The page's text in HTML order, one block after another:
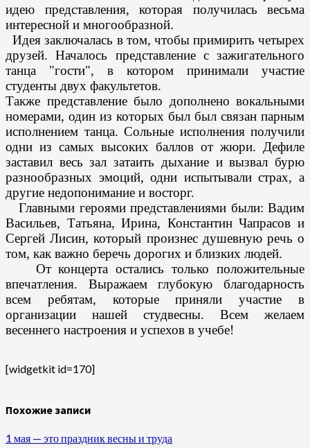
идею представления, которая получилась весьма
интересной и многообразной.
  Идея заключалась в том, чтобы примирить четырех
друзей. Началось представление с зажигательного
танца "гости", в котором принимали участие
студенты двух факультетов.
Также представление было дополнено вокальными
номерами, один из которых был был связан парным
исполнением танца. Сольные исполнения получили
одни из самых высоких баллов от жюри. Дефиле
заставил весь зал затаить дыхание и вызвал бурю
разнообразных эмоций, одни испытывали страх, а
другие недопонимание и восторг.
   Главными героями представлениями были: Вадим
Васильев, Татьяна, Ирина, Константин Чапрасов и
Сергей Лисин, который произнес душевную речь о
том, как важно беречь дорогих и близких людей.
впечатления. Выражаем глубокую благодарность
всем ребятам, которые приняли участие в
организации нашей студвесны. Всем желаем
весеннего настроения и успехов в учебе!
[widgetkit id=170]
Похожие записи
1 мая — это праздник весны и труда